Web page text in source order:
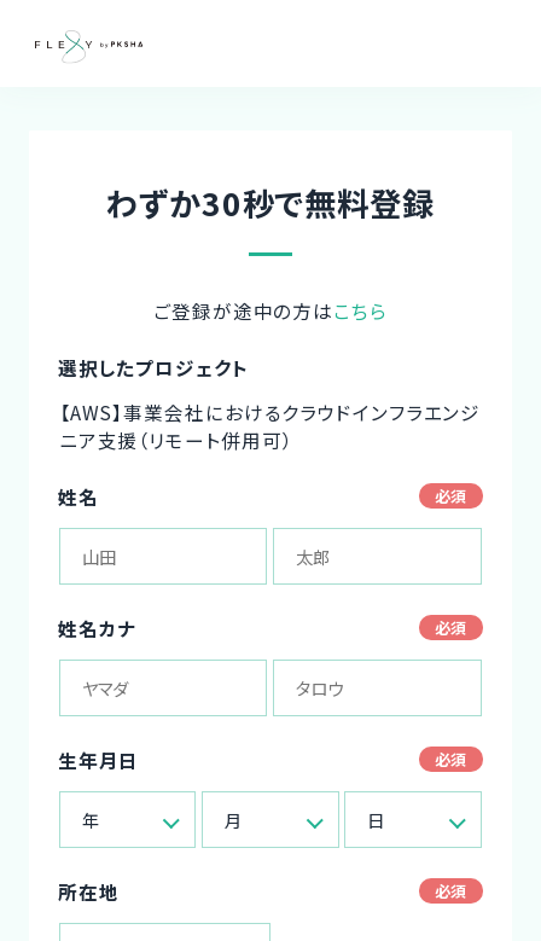
わずか30秒で無料登録
ご登録が途中の方はこちら
選択したプロジェクト
【AWS】事業会社におけるクラウドインフラエンジ
ニア支援（リモート併用可）
姓名
姓名カナ
生年月日
年 月 日
所在地